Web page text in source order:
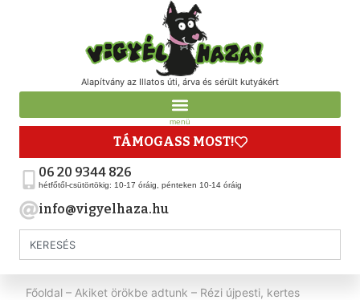
Alapítvány az Illatos úti, árva és sérült kutyákért
menü
TÁMOGASS MOST!
06 20 9344 826
hétfőtől-csütörtökig: 10-17 óráig, pénteken 10-14 óráig
info@vigyelhaza.hu
Főoldal – Akiket örökbe adtunk – Rézi újpesti, kertes